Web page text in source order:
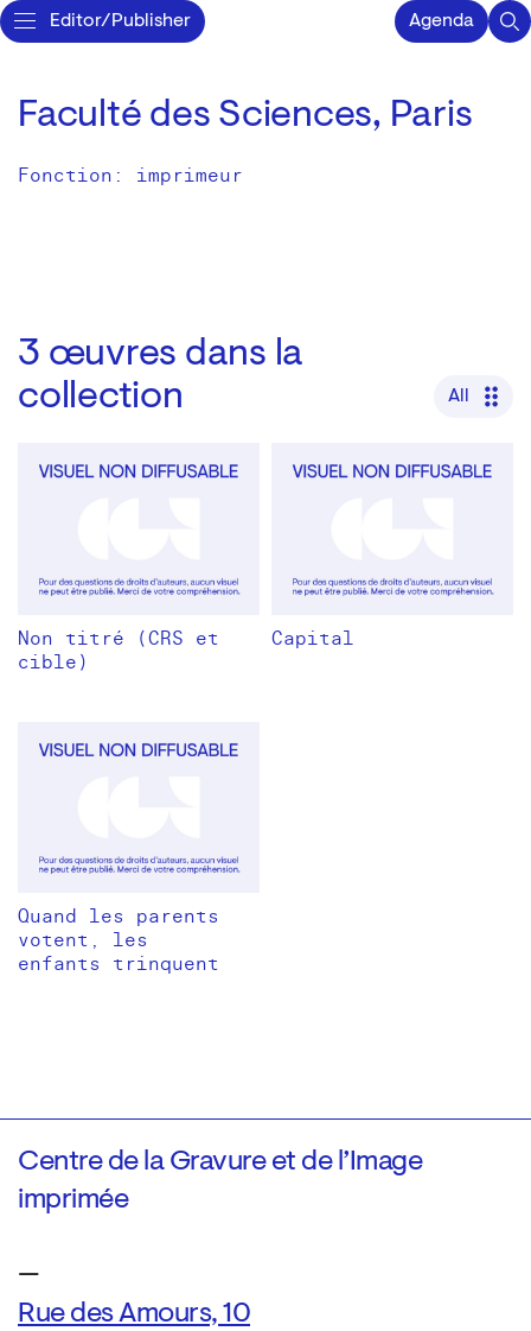
Editor/Publisher Agenda
Faculté des Sciences, Paris
Fonction: imprimeur
3 œuvres dans la
collection
All
Non titré (CRS et
cible)
Capital
Quand les parents
votent, les
enfants trinquent
Centre de la Gravure et de l’Image
imprimée
—
Rue des Amours, 10